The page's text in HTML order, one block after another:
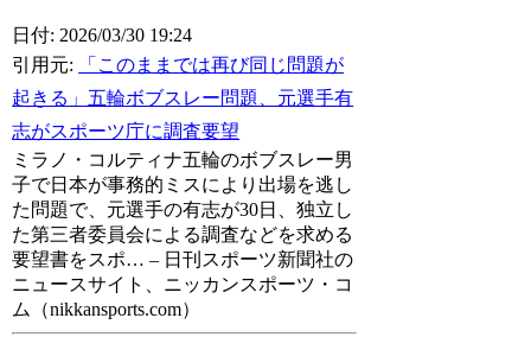
日付: 2026/03/30 19:24
引用元:
「このままでは再び同じ問題が
起きる」五輪ボブスレー問題、元選手有
志がスポーツ庁に調査要望
ミラノ・コルティナ五輪のボブスレー男
子で日本が事務的ミスにより出場を逃し
た問題で、元選手の有志が30日、独立し
た第三者委員会による調査などを求める
要望書をスポ… – 日刊スポーツ新聞社の
ニュースサイト、ニッカンスポーツ・コ
ム（nikkansports.com）